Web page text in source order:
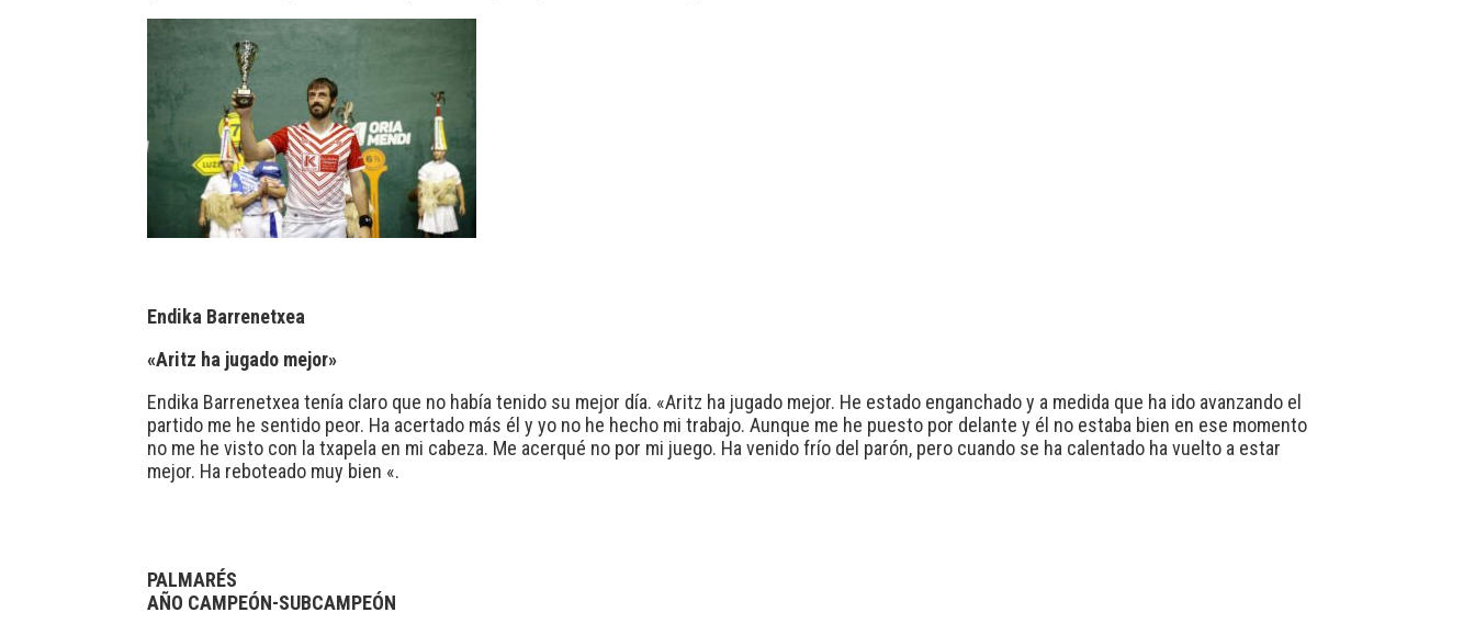
Endika Barrenetxea
«Aritz ha jugado mejor»
Endika Barrenetxea tenía claro que no había tenido su mejor día. «Aritz ha jugado mejor. He estado enganchado y a medida que ha ido avanzando el
partido me he sentido peor. Ha acertado más él y yo no he hecho mi trabajo. Aunque me he puesto por delante y él no estaba bien en ese momento
no me he visto con la txapela en mi cabeza. Me acerqué no por mi juego. Ha venido frío del parón, pero cuando se ha calentado ha vuelto a estar
mejor. Ha reboteado muy bien «.
PALMARÉS
AÑO CAMPEÓN-SUBCAMPEÓN